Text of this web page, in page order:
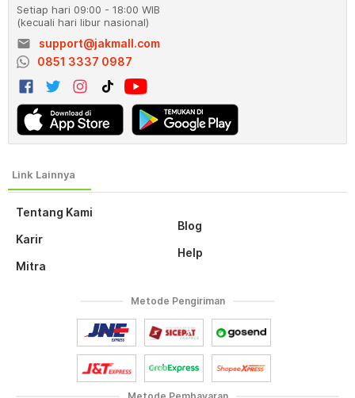
Tentang Kami
Karir
Mitra
Blog
Help
Setiap hari 09:00 - 18:00 WIB
(kecuali hari libur nasional)
email
support@jakmall.com
0851 3337 0987
Metode Pengiriman